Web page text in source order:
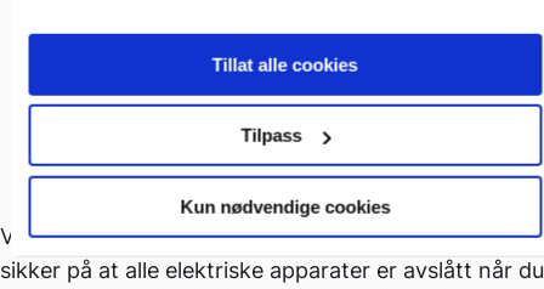
Tillat alle cookies
Tilpass
Kun nødvendige cookies
ikke dimensjonert for høyt strømtrekk over
tid slik som ved styring av
varmtvannsbereder, elbillader eller
varmeovner. Da risikerer du overoppheting,
varmgang og brann.
Ved å integrere styring av stikkontakter kan du være
sikker på at alle elektriske apparater er avslått når du